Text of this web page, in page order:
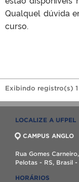
Qualquel dúvida
curso.
Exibindo registro(s)
LOCALIZE A UFPEL
CAMPUS ANGLO
Rua Gomes
Pelotas - RS, Brasil
HORÁRIOS